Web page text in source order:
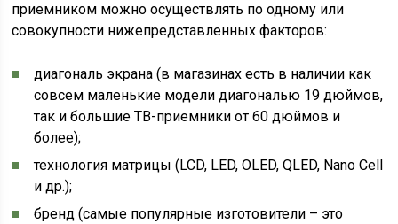
приемником можно осуществлять по одному или
совокупности нижепредставленных факторов:
диагональ экрана (в магазинах есть в наличии как
совсем маленькие модели диагональю 19 дюймов,
так и большие ТВ-приемники от 60 дюймов и
более);
технология матрицы (LCD, LED, OLED, QLED, Nano Cell
и др.);
бренд (самые популярные изготовители – это